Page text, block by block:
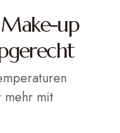
Make-up
mehr mit